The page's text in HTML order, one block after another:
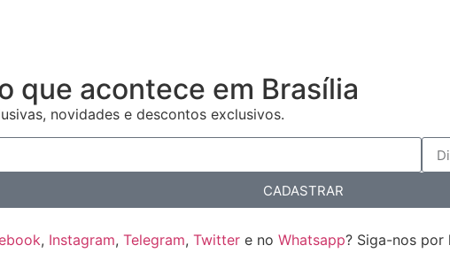
que acontece em Brasília
novidades e descontos exclusivos.
CADASTRAR
, Instagram, Telegram, Twitter e no Whatsapp? Siga-nos por